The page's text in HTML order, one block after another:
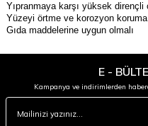
Yıpranmaya karşı yüksek dirençli
Yüzeyi örtme ve korozyon
Gıda maddelerine uygun olmalı
E -
Kampanya ve indirimlerden